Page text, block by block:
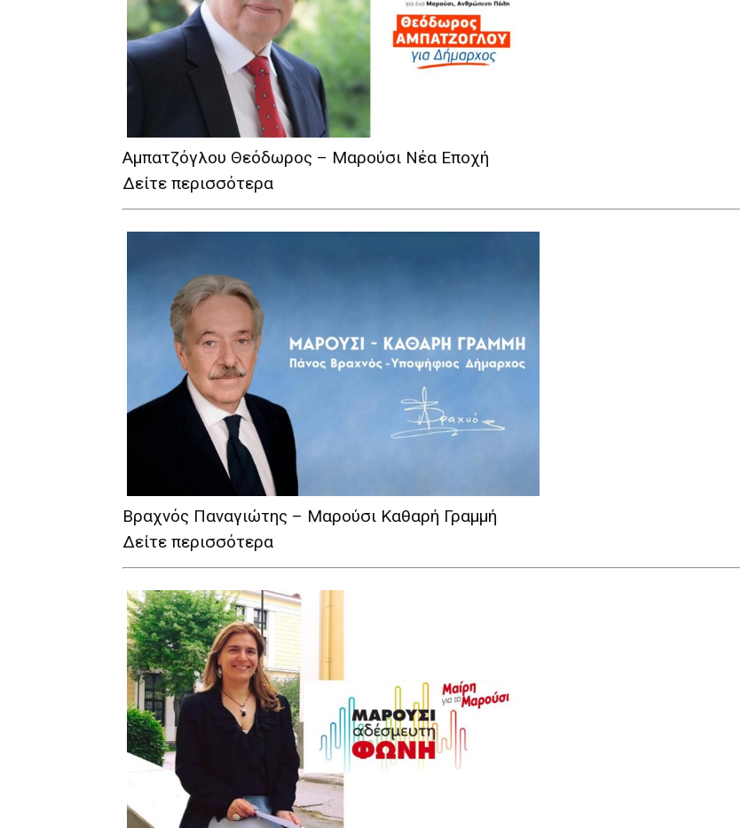
Αμπατζόγλου Θεόδωρος – Μαρούσι Νέα Εποχή
Δείτε περισσότερα
Βραχνός Παναγιώτης – Μαρούσι Καθαρή Γραμμή
Δείτε περισσότερα